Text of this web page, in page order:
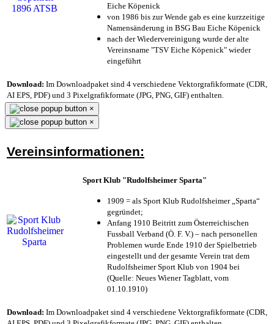
Eiche Köpenick
von 1986 bis zur Wende gab es eine kurzzeitige
Namensänderung in BSG Bau Eiche Köpenick
nach der Wiedervereinigung wurde der alte
Vereinsname "TSV Eiche Köpenick" wieder
eingeführt
Download: Im Downloadpaket sind 4 verschiedene Vektorgrafikformate (CDR,
AI EPS, PDF) und 3 Pixelgrafikformate (JPG, PNG, GIF) enthalten.
×
×
Vereinsinformationen:
Sport Klub "Rudolfsheimer Sparta"
1909 = als Sport Klub Rudolfsheimer „Sparta“
gegründet;
Anfang 1910 Beitritt zum Österreichischen
Fussball Verband (Ö. F. V.) – nach personellen
Problemen wurde Ende 1910 der Spielbetrieb
eingestellt und der gesamte Verein trat dem
Rudolfsheimer Sport Klub von 1904 bei
(Quelle: Neues Wiener Tagblatt, vom
01.10.1910)
Download: Im Downloadpaket sind 4 verschiedene Vektorgrafikformate (CDR,